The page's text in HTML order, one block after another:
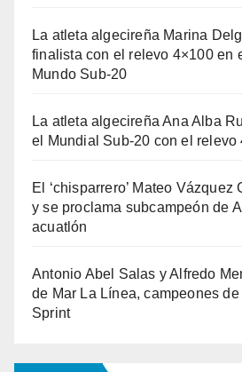
La atleta algecireña Marina
finalista con el relevo 4×100 en
Mundo Sub-20
La atleta algecireña Ana Alba
el Mundial Sub-20 con el relevo
El ‘chisparrero’ Mateo Vázquez
y se proclama subcampeón de
acuatlón
Antonio Abel Salas y Alfredo
de Mar La Línea, campeones
Sprint